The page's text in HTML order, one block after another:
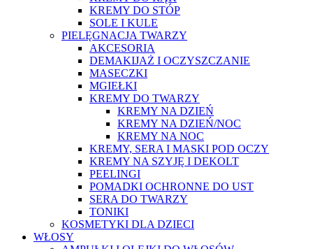
KREMY DO STÓP
SOLE I KULE
PIELĘGNACJA TWARZY
AKCESORIA
DEMAKIJAŻ I OCZYSZCZANIE
MASECZKI
MGIEŁKI
KREMY DO TWARZY
KREMY NA DZIEŃ
KREMY NA DZIEŃ/NOC
KREMY NA NOC
KREMY, SERA I MASKI POD OCZY
KREMY NA SZYJĘ I DEKOLT
PEELINGI
POMADKI OCHRONNE DO UST
SERA DO TWARZY
TONIKI
KOSMETYKI DLA DZIECI
WŁOSY